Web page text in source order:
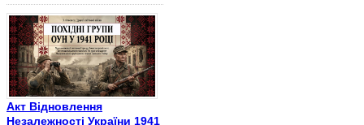
Акт Відновлення
Незалежності України 1941